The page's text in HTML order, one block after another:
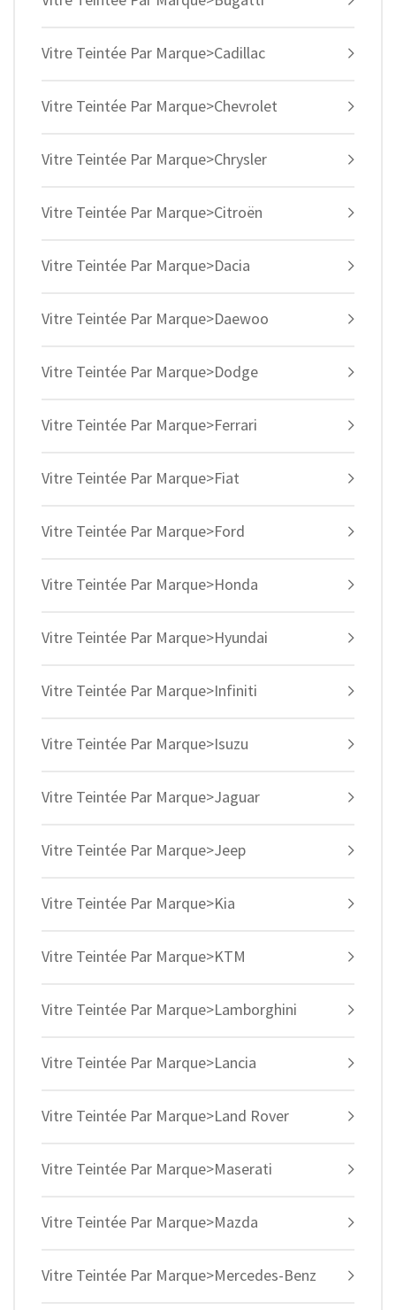
Vitre Teintée Par Marque>Cadillac
Vitre Teintée Par Marque>Chevrolet
Vitre Teintée Par Marque>Chrysler
Vitre Teintée Par Marque>Citroën
Vitre Teintée Par Marque>Dacia
Vitre Teintée Par Marque>Daewoo
Vitre Teintée Par Marque>Dodge
Vitre Teintée Par Marque>Ferrari
Vitre Teintée Par Marque>Fiat
Vitre Teintée Par Marque>Ford
Vitre Teintée Par Marque>Honda
Vitre Teintée Par Marque>Hyundai
Vitre Teintée Par Marque>Infiniti
Vitre Teintée Par Marque>Isuzu
Vitre Teintée Par Marque>Jaguar
Vitre Teintée Par Marque>Jeep
Vitre Teintée Par Marque>Kia
Vitre Teintée Par Marque>KTM
Vitre Teintée Par Marque>Lamborghini
Vitre Teintée Par Marque>Lancia
Vitre Teintée Par Marque>Land Rover
Vitre Teintée Par Marque>Maserati
Vitre Teintée Par Marque>Mazda
Vitre Teintée Par Marque>Mercedes-Benz